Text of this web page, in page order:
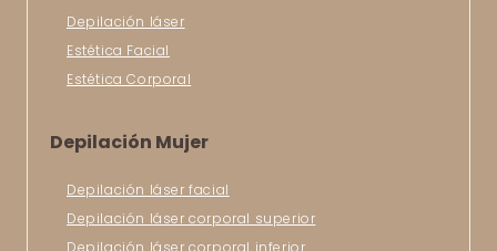
Depilación láser
Estética Facial
Estética Corporal
Depilación Mujer
Depilación láser facial
Depilación láser corporal superior
Depilación láser corporal inferior